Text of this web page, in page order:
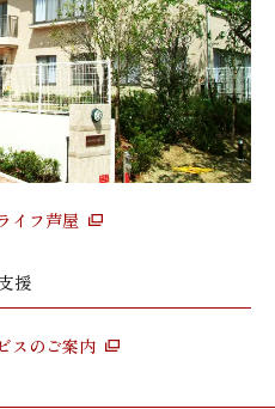
イフ芦屋
援
スのご案内